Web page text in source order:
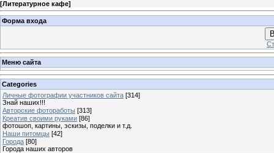
[Литературное кафе]
Форма входа
Меню сайта
Categories
Личные фотографии участников сайта [314]
Знай наших!!!
Авторские фотоработы [313]
Креатив своими руками [86]
фотошоп, картины, эскизы, поделки и т.д.
Наши питомцы [42]
Города [80]
Города наших авторов